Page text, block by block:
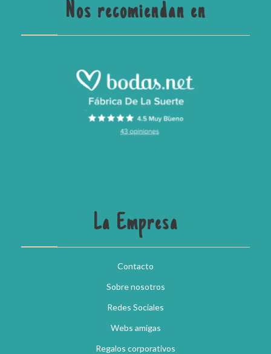
Nos recomiendan en
La Empresa
Contacto
Sobre nosotros
Redes Sociales
Webs amigas
Regalos corporativos